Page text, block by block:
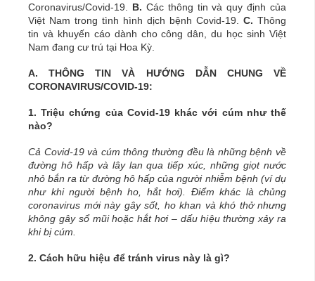
Coronavirus/Covid-19. B. Các thông tin và quy định của
Việt Nam trong tình hình dịch bệnh Covid-19. C. Thông
tin và khuyến cáo dành cho công dân, du học sinh Việt
Nam đang cư trú tại Hoa Kỳ.
A. THÔNG TIN VÀ HƯỚNG DẪN CHUNG VỀ
CORONAVIRUS/COVID-19:
1. Triệu chứng của Covid-19 khác với cúm như thế
nào?
Cả Covid-19 và cúm thông thường đều là những bệnh về
đường hô hấp và lây lan qua tiếp xúc, những giọt nước
nhỏ bắn ra từ đường hô hấp của người nhiễm bệnh (ví dụ
như khi người bệnh ho, hắt hơi). Điểm khác là chủng
coronavirus mới này gây sốt, ho khan và khó thở nhưng
không gây sổ mũi hoặc hắt hơi – dấu hiệu thường xảy ra
khi bị cúm.
2. Cách hữu hiệu để tránh virus này là gì?